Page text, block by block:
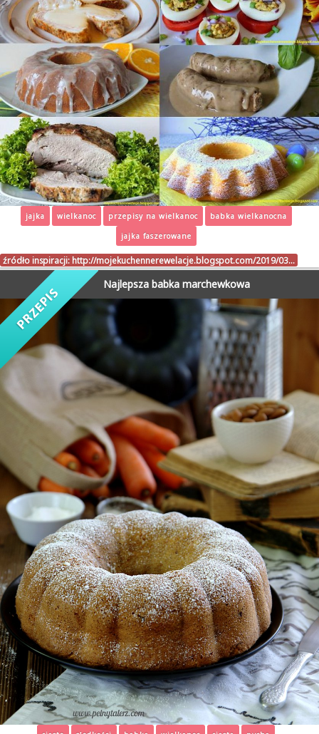
jajka wielkanoc przepisy na wielkanoc
babka wielkanocna
jajka faszerowane
źródło inspiracji: http://mojekuchennerewelacje.blogspot.com/2019/03…
Najlepsza babka marchewkowa